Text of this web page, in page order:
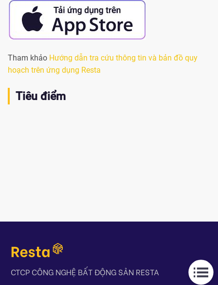
Tham khảo Hướng dẫn tra cứu thông tin và bản đồ quy
hoạch trên ứng dụng Resta
Tiêu điểm
CTCP CÔNG NGHỆ BẤT ĐỘNG SẢN RESTA